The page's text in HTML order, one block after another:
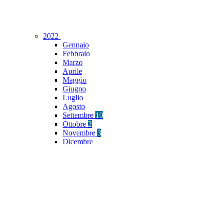
2022
Gennaio
Febbraio
Marzo
Aprile
Maggio
Giugno
Luglio
Agosto
Settembre 10
Ottobre 2
Novembre 3
Dicembre